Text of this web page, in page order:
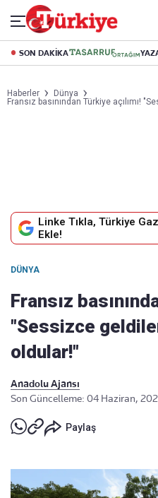
SON DAKİKA
Haberler
Dünya
Fransız basınından Türkiye açılımı!
Linke Tıkla, Türkiye
Ekle!
DÜNYA
Fransız
"Sessizce
oldular!"
Anadolu Ajansı
Son Güncelleme: 04 Haziran,
Paylaş